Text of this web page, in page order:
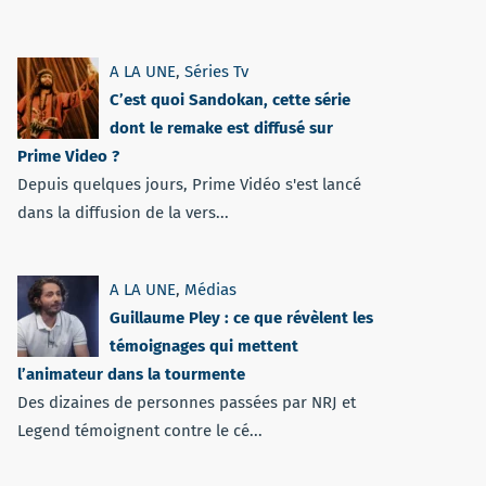
A LA UNE, Séries Tv
C’est quoi Sandokan, cette série
dont le remake est diffusé sur
Prime Video ?
Depuis quelques jours, Prime Vidéo s'est lancé
dans la diffusion de la vers...
A LA UNE, Médias
Guillaume Pley : ce que révèlent les
témoignages qui mettent
l’animateur dans la tourmente
Des dizaines de personnes passées par NRJ et
Legend témoignent contre le cé...